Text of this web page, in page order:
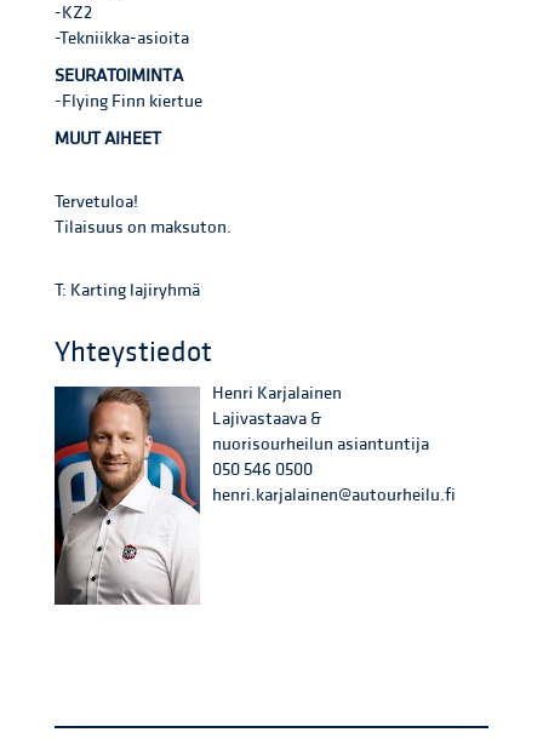
-KZ2
-Tekniikka-asioita
SEURATOIMINTA
-Flying Finn kiertue
MUUT AIHEET
Tervetuloa!
Tilaisuus on maksuton.
T: Karting lajiryhmä
Yhteystiedot
Henri Karjalainen
Lajivastaava &
nuorisourheilun asiantuntija
050 546 0500
henri.karjalainen@autourheilu.fi